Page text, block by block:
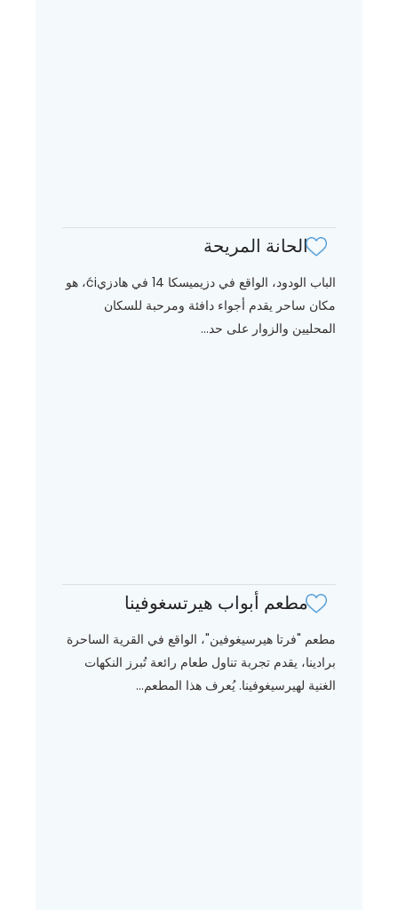
الحانة المريحة
الباب الودود، الواقع في دزيميسكا 14 في هادزيći، هو
مكان ساحر يقدم أجواء دافئة ومرحبة للسكان
المحليين والزوار على حد...
مطعم أبواب هيرتسغوفينا
مطعم "فرتا هيرسيغوفين"، الواقع في القرية الساحرة
برادينا، يقدم تجربة تناول طعام رائعة تُبرز النكهات
الغنية لهيرسيغوفينا. يُعرف هذا المطعم...